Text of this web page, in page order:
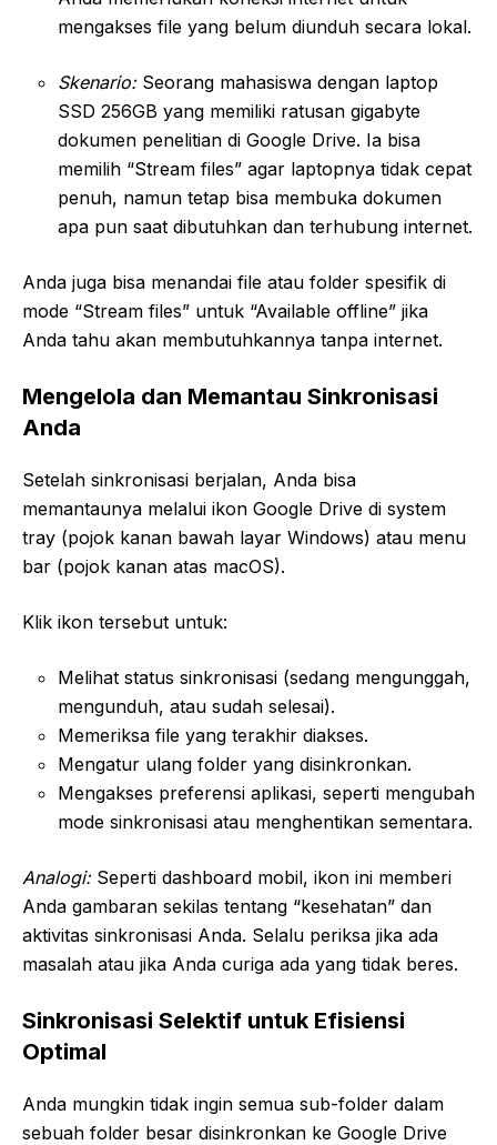
mengakses file yang belum diunduh secara lokal.
Skenario:Seorang mahasiswa dengan laptop
SSD 256GB yang memiliki ratusan gigabyte
dokumen penelitian di Google Drive. Ia bisa
memilih “Stream files” agar laptopnya tidak cepat
penuh, namun tetap bisa membuka dokumen
apa pun saat dibutuhkan dan terhubung internet.
Anda juga bisa menandai file atau folder spesifik di
mode “Stream files” untuk “Available offline” jika
Anda tahu akan membutuhkannya tanpa internet.
Mengelola dan Memantau Sinkronisasi
Anda
Setelah sinkronisasi berjalan, Anda bisa
memantaunya melalui ikon Google Drive di system
tray (pojok kanan bawah layar Windows) atau menu
bar (pojok kanan atas macOS).
Klik ikon tersebut untuk:
Melihat status sinkronisasi (sedang mengunggah,
mengunduh, atau sudah selesai).
Memeriksa file yang terakhir diakses.
Mengatur ulang folder yang disinkronkan.
Mengakses preferensi aplikasi, seperti mengubah
mode sinkronisasi atau menghentikan sementara.
Analogi:Seperti dashboard mobil, ikon ini memberi
Anda gambaran sekilas tentang “kesehatan” dan
aktivitas sinkronisasi Anda. Selalu periksa jika ada
masalah atau jika Anda curiga ada yang tidak beres.
Sinkronisasi Selektif untuk Efisiensi
Optimal
Anda mungkin tidak ingin semua sub-folder dalam
sebuah folder besar disinkronkan ke Google Drive